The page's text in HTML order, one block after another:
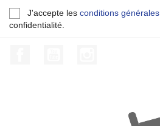
J'accepte les conditions générales
confidentialité.